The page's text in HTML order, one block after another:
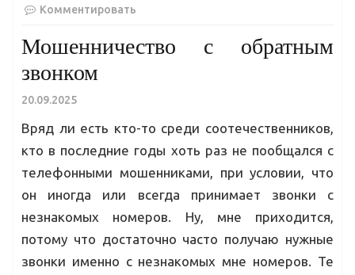
Комментировать
Мошенничество с обратным
звонком
20.09.2025
Вряд ли есть кто-то среди соотечественников,
кто в последние годы хоть раз не пообщался с
телефонными мошенниками, при условии, что
он иногда или всегда принимает звонки с
незнакомых номеров. Ну, мне приходится,
потому что достаточно часто получаю нужные
звонки именно с незнакомых мне номеров. Те